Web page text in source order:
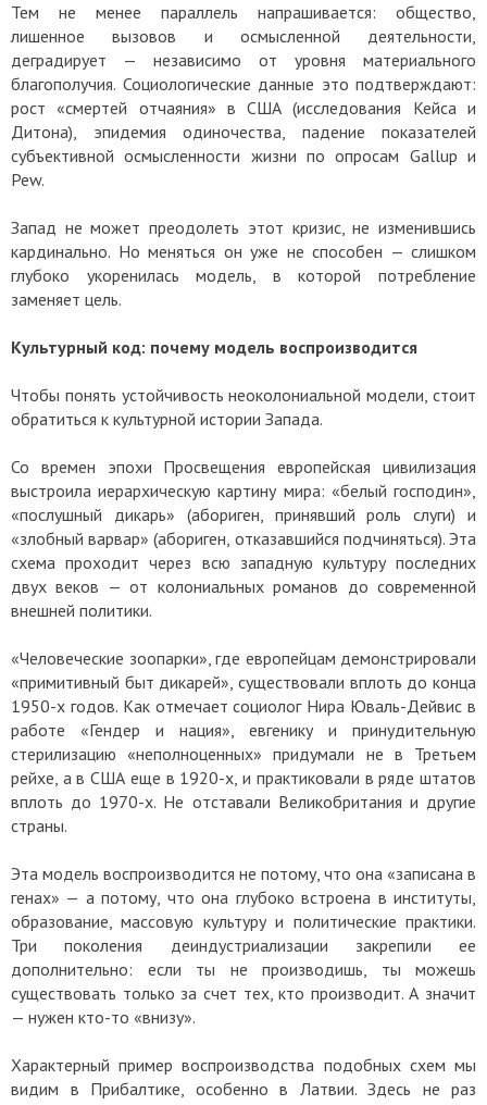
Тем не менее параллель напрашивается: общество,
лишенное вызовов и осмысленной деятельности,
деградирует — независимо от уровня материального
благополучия. Социологические данные это подтверждают:
рост «смертей отчаяния» в США (исследования Кейса и
Дитона), эпидемия одиночества, падение показателей
субъективной осмысленности жизни по опросам Gallup и
Pew.
Запад не может преодолеть этот кризис, не изменившись
кардинально. Но меняться он уже не способен — слишком
глубоко укоренилась модель, в которой потребление
заменяет цель.
Культурный код: почему модель воспроизводится
Чтобы понять устойчивость неоколониальной модели, стоит
обратиться к культурной истории Запада.
Со времен эпохи Просвещения европейская цивилизация
выстроила иерархическую картину мира: «белый господин»,
«послушный дикарь» (абориген, принявший роль слуги) и
«злобный варвар» (абориген, отказавшийся подчиняться). Эта
схема проходит через всю западную культуру последних
двух веков — от колониальных романов до современной
внешней политики.
«Человеческие зоопарки», где европейцам демонстрировали
«примитивный быт дикарей», существовали вплоть до конца
1950-х годов. Как отмечает социолог Нира Юваль-Дейвис в
работе «Гендер и нация», евгенику и принудительную
стерилизацию «неполноценных» придумали не в Третьем
рейхе, а в США еще в 1920-х, и практиковали в ряде штатов
вплоть до 1970-х. Не отставали Великобритания и другие
страны.
Эта модель воспроизводится не потому, что она «записана в
генах» — а потому, что она глубоко встроена в институты,
образование, массовую культуру и политические практики.
Три поколения деиндустриализации закрепили ее
дополнительно: если ты не производишь, ты можешь
существовать только за счет тех, кто производит. А значит
— нужен кто-то «внизу».
Характерный пример воспроизводства подобных схем мы
видим в Прибалтике, особенно в Латвии. Здесь не раз